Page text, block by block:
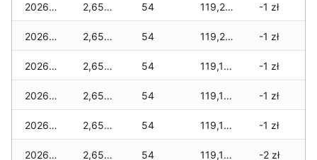
2026-06-22 2,655 zł 54 119,270 zł -1 zł
2026-06-21 2,655 zł 54 119,255 zł -1 zł
2026-06-20 2,655 zł 54 119,155 zł -1 zł
2026-06-19 2,655 zł 54 119,155 zł -1 zł
2026-06-18 2,655 zł 54 119,155 zł -1 zł
2026-06-17 2,655 zł 54 119,155 zł -2 zł